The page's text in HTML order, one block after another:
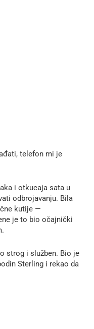
telefon mi je
i otkucaja sata u
odbrojavanju. Bila
kutije —
je to bio očajnički
strog i služben. Bio je
Sterling i rekao da